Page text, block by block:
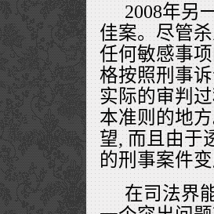
2008年另
佳案。尽管
任何敏感事
格按照刑事
实际的审判
本准则的地
望, 而且由于
的刑事案件
在司法界